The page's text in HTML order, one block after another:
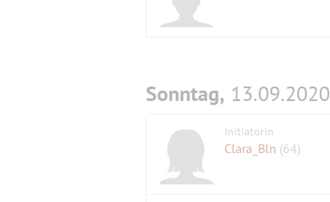
Sonntag, 13.09.2020
Initiatorin
Clara_Bln (64)